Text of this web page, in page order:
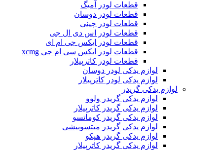
قطعات لودر آمیگ
قطعات لودر دوسان
قطعات لودر چینی
قطعات لودر اس دی ال جی
قطعات لودر ایکس جی ام ای
قطعات لودر ایکس سی ام جی xcmg
قطعات لودر کاترپیلار
لوازم یدکی لودر دوسان
لوازم یدکی لودر کاترپیلار
لوازم یدکی گریدر
لوازم یدکی گریدر ولوو
لوازم یدکی گریدر کاترپیلار
لوازم یدکی گریدر کوماتسو
لوازم یدکی گریدر میتسوبیشی
لوازم یدکی گریدر هپکو
لوازم یدکی گریدر کاترپیلار